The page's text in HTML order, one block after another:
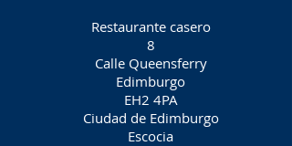
Restaurante casero
8
Calle Queensferry
Edimburgo
EH2 4PA
Ciudad de Edimburgo
Escocia